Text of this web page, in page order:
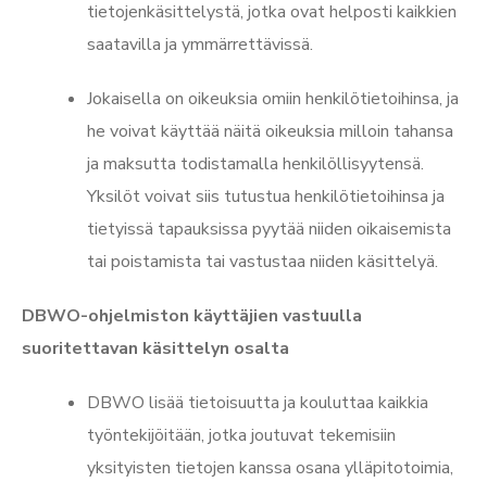
tietojenkäsittelystä, jotka ovat helposti kaikkien
saatavilla ja ymmärrettävissä.
Jokaisella on oikeuksia omiin henkilötietoihinsa, ja
he voivat käyttää näitä oikeuksia milloin tahansa
ja maksutta todistamalla henkilöllisyytensä.
Yksilöt voivat siis tutustua henkilötietoihinsa ja
tietyissä tapauksissa pyytää niiden oikaisemista
tai poistamista tai vastustaa niiden käsittelyä.
DBWO-ohjelmiston käyttäjien vastuulla
suoritettavan käsittelyn osalta
DBWO lisää tietoisuutta ja kouluttaa kaikkia
työntekijöitään, jotka joutuvat tekemisiin
yksityisten tietojen kanssa osana ylläpitotoimia,